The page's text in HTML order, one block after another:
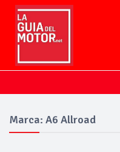
Marca: A6 Allroad